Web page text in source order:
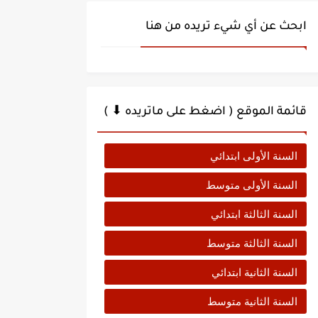
ابحث عن أي شيء تريده من هنا
قائمة الموقع ( اضغط على ماتريده ⬇ )
السنة الأولى ابتدائي
السنة الأولى متوسط
السنة الثالثة ابتدائي
السنة الثالثة متوسط
السنة الثانية ابتدائي
السنة الثانية متوسط